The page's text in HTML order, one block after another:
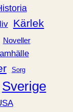
Kärlek
Noveller
Sorg
Sverige